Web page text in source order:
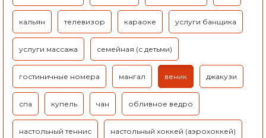
кальян телевизор караоке услуги банщика
услуги массажа семейная (с детьми)
гостиничные номера мангал веник джакузи
спа купель чан обливное ведро
настольный теннис настольный хоккей (аэрохоккей)